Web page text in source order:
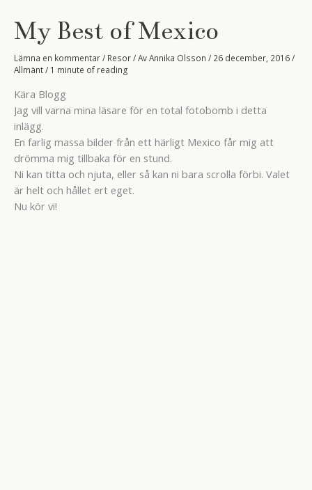
My Best of Mexico
Lämna en kommentar/ Resor/ AvAnnika Olsson / 26 december, 2016/
Allmänt/ 1 minute of reading
Kära Blogg
Jag vill varna mina läsare för en total fotobomb i detta
inlägg.
En farlig massa bilder från ett härligt Mexico får mig att
drömma mig tillbaka för en stund.
Ni kan titta och njuta, eller så kan ni bara scrolla förbi. Valet
är helt och hållet ert eget.
Nu kör vi!